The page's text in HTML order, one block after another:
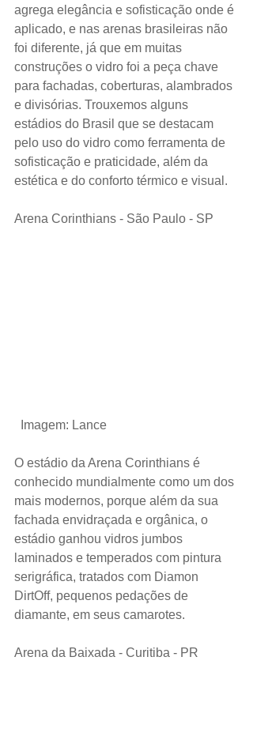
agrega elegância e sofisticação onde é
aplicado, e nas arenas brasileiras não
foi diferente, já que em muitas
construções o vidro foi a peça chave
para fachadas, coberturas, alambrados
e divisórias. Trouxemos alguns
estádios do Brasil que se destacam
pelo uso do vidro como ferramenta de
sofisticação e praticidade, além da
estética e do conforto térmico e visual.
Arena Corinthians - São Paulo - SP
Imagem: Lance
O estádio da Arena Corinthians é
conhecido mundialmente como um dos
mais modernos, porque além da sua
fachada envidraçada e orgânica, o
estádio ganhou vidros jumbos
laminados e temperados com pintura
serigráfica, tratados com Diamon
DirtOff, pequenos pedações de
diamante, em seus camarotes.
Arena da Baixada - Curitiba - PR